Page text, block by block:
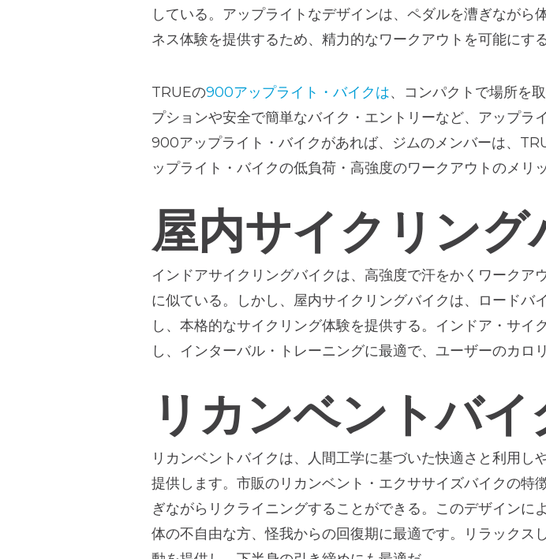
している。アップライトなデザインは、ペダルを漕ぎなが
ネス体験を提供するため、精力的なワークアウトを可能にする
TRUEの900アップライト・バイクは、コンパクトで場所を
プションや安全で簡単なバイク・エントリーなど、アップ
900アップライト・バイクがあれば、ジムのメンバーは、
ップライト・バイクの低負荷・高強度のワークアウトのメリ
屋内サイクリング
インドアサイクリングバイクは、高強度で汗をかくワーク
に似ている。しかし、屋内サイクリングバイクは、ロード
し、本格的なサイクリング体験を提供する。インドア・サ
し、インターバル・トレーニングに最適で、ユーザーのカロ
リカンベントバイ
リカンベントバイクは、人間工学に基づいた快適さと利用
提供します。市販のリカンベント・エクササイズバイクの
ぎながらリクライニングすることができる。このデザイン
体の不自由な方、怪我からの回復期に最適です。リラック